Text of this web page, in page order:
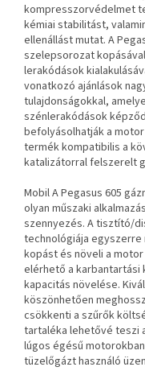
kompresszorvédelmet
kémiai stabilitást,
ellenállást mutat. A
szelepsorozat
lerakódások
vonatkozó ajánlások
tulajdonságokkal,
szénlerakódások
befolyásolhatják a
termék kompatibilis a
katalizátorral felszerelt
Mobil A Pegasus 605
olyan műszaki
szennyezés. A tisztító/
technológiája
kopást és növeli a
elérhető a
kapacitás növelése.
köszönhetően
csökkenti a szűrők
tartaléka lehetővé teszi
lúgos égésű motorokban
tüzelőgázt használó